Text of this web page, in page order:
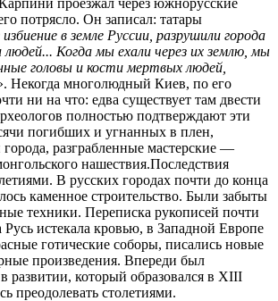
потрясло. Он записал: татары
избиение в земле Руссии, разрушили города
людей... Когда мы ехали через их землю, мы
головы и кости мертвых людей,
Некогда многолюдный Киев, по его
ни на что: едва существует там двести
полностью подтверждают эти
погибших и угнанных в плен,
разграбленные мастерские —
нашествия.Последствия
В русских городах почти до конца
каменное строительство. Были забыты
техники. Переписка рукописей почти
Русь истекала кровью, в Западной Европе
готические соборы, писались новые
произведения. Впереди был
развитии, который образовался в XIII
преодолевать столетиями.